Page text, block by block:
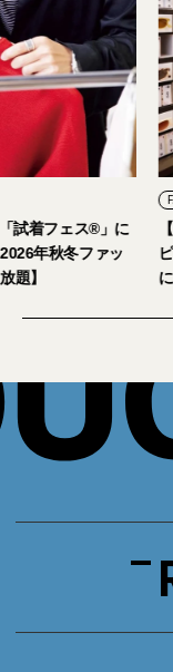
2026年9月5日・6日
読者の皆さまをご招
ション＆美容アイテム